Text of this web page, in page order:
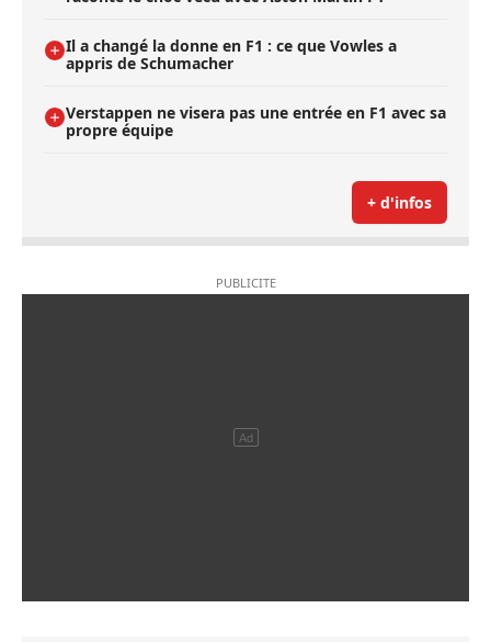
Il a changé la donne en F1 : ce que Vowles a
appris de Schumacher
Verstappen ne visera pas une entrée en F1 avec sa
propre équipe
+ d'infos